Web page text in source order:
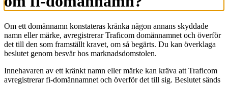
Om ett domännamn konstateras kränka någon annans skyddade
namn eller märke, avregistrerar Traficom domännamnet och överför
det till den som framställt kravet, om så begärts. Du kan överklaga
beslutet genom besvär hos marknadsdomstolen.
Innehavaren av ett kränkt namn eller märke kan kräva att Traficom
avregistrerar fi-domännamnet och överför det till sig. Beslutet sänds